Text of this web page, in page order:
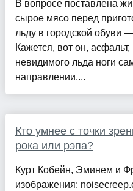
В вопросе поставлена
сырое мясо перед
льду в городской обуви
Кажется, вот он,
невидимого льда ноги
направлении....
Кто умнее с точки
рока или рэпа?
Курт Кобейн, Эминем и
изображения: